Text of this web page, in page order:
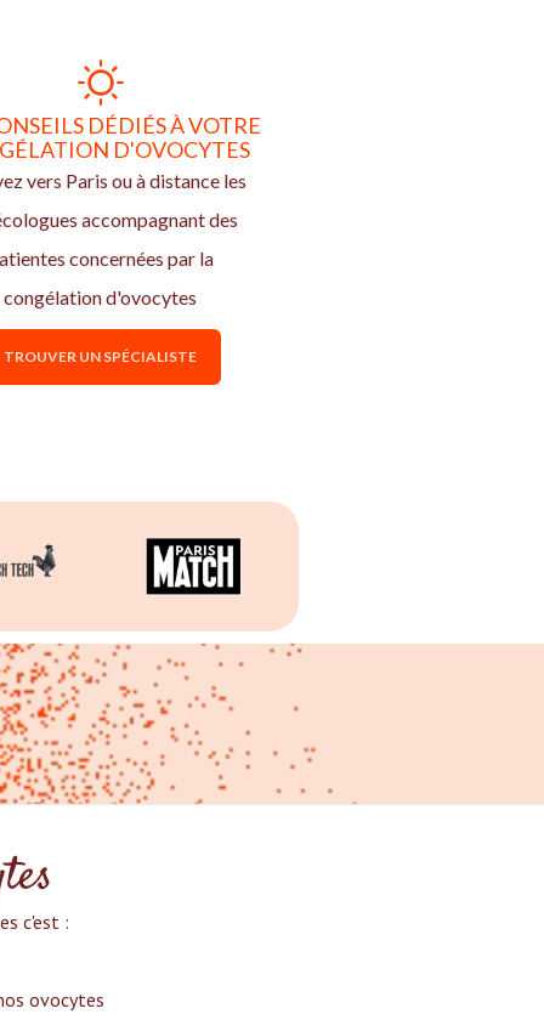
DÉDIÉS À VOTRE
D'OVOCYTES
vers Paris ou à distance les
accompagnant des
concernées par la
congélation d'ovocytes
TROUVER UN SPÉCIALISTE
c'est :‍
ovocytes